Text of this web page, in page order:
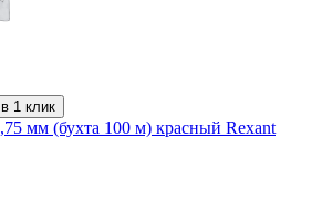
1 клик
мм (бухта 100 м) красный Rexant